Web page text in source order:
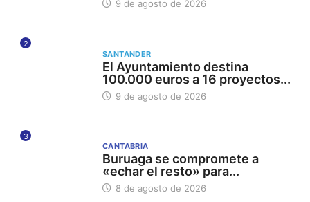
9 de agosto de 2026
2
SANTANDER
El Ayuntamiento destina
100.000 euros a 16 proyectos...
9 de agosto de 2026
3
CANTABRIA
Buruaga se compromete a
«echar el resto» para...
8 de agosto de 2026